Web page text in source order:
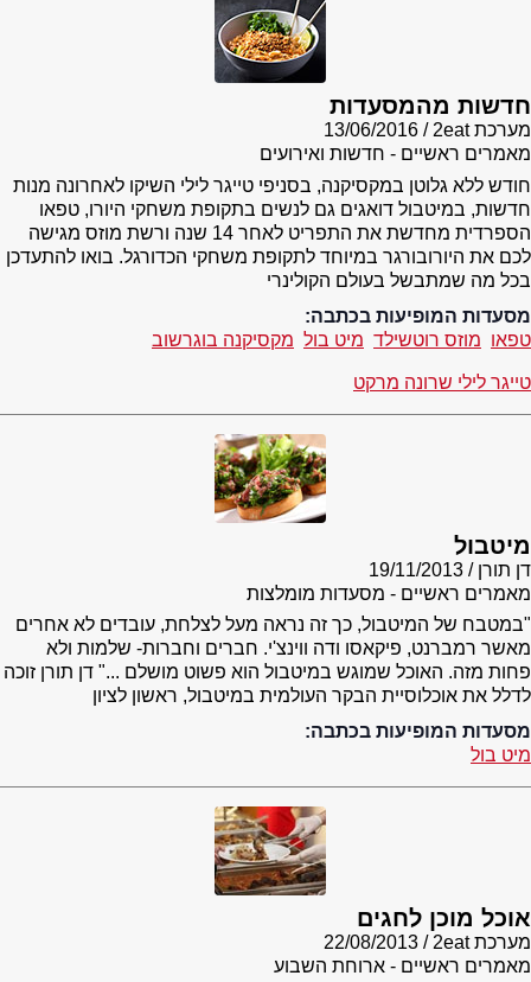
חדשות מהמסעדות
מערכת 2eat
13/06/2016
מאמרים ראשיים - חדשות ואירועים
חודש ללא גלוטן במקסיקנה, בסניפי טייגר לילי השיקו לאחרונה מנות
חדשות, במיטבול דואגים גם לנשים בתקופת משחקי היורו, טפאו
הספרדית מחדשת את התפריט לאחר 14 שנה ורשת מוזס מגישה
לכם את היורובורגר במיוחד לתקופת משחקי הכדורגל. בואו להתעדכן
בכל מה שמתבשל בעולם הקולינרי
מסעדות המופיעות בכתבה:
טפאו מוזס רוטשילד מיט בול מקסיקנה בוגרשוב
טייגר לילי שרונה מרקט
מיטבול
דן תורן
19/11/2013
מאמרים ראשיים - מסעדות מומלצות
"במטבח של המיטבול, כך זה נראה מעל לצלחת, עובדים לא אחרים
מאשר רמברנט, פיקאסו ודה ווינצ'י. חברים וחברות- שלמות ולא
פחות מזה. האוכל שמוגש במיטבול הוא פשוט מושלם ..." דן תורן זוכה
לדלל את אוכלוסיית הבקר העולמית במיטבול, ראשון לציון
מסעדות המופיעות בכתבה:
מיט בול
אוכל מוכן לחגים
מערכת 2eat
22/08/2013
מאמרים ראשיים - ארוחת השבוע